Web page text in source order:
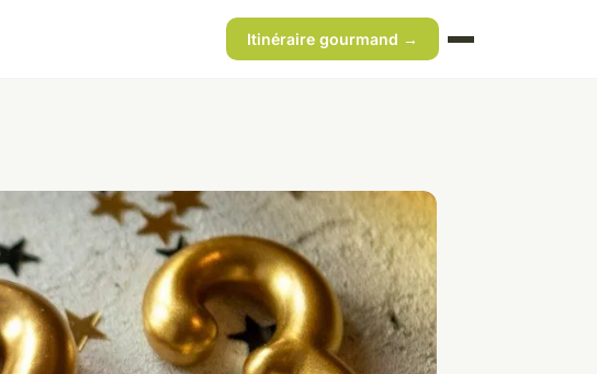
Itinéraire gourmand →